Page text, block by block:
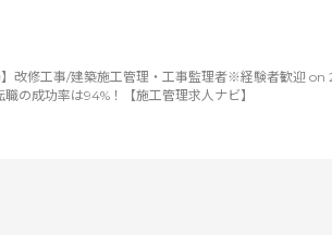
改修工事/建築施工管理・工事監理者※経験者歓迎
の成功率は94%！【施工管理求人ナビ】